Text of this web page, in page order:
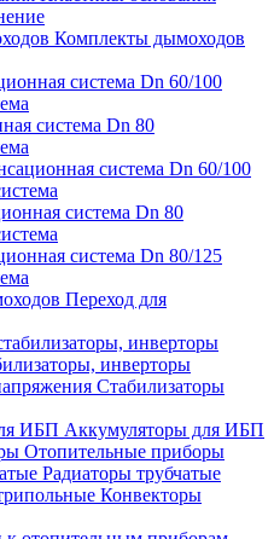
Комплекты дымоходов
Dn 60/100
Dn 80
Dn 60/100
Dn 80
Dn 80/125
Переход для
инверторы
Стабилизаторы
Аккумуляторы для ИБП
Отопительные приборы
Радиаторы трубчатые
Конвекторы